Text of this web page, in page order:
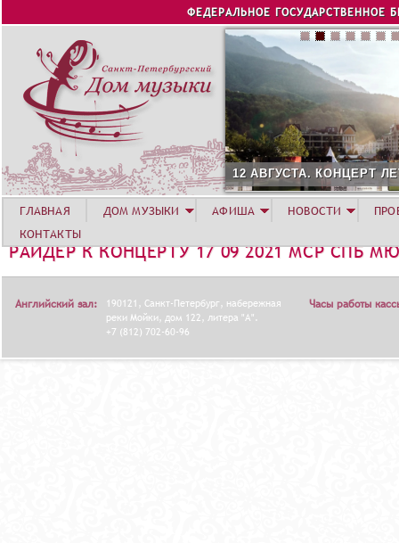
Jump to navigation
ФЕДЕРАЛЬНОЕ ГОСУДАРСТВЕННОЕ
12 АВГУСТА. КОНЦЕРТ
РАЙДЕР К КОНЦЕРТУ 17 09 2021 МСР СПБ
ГЛАВНАЯ ДОМ МУЗЫКИ АФИША НОВОСТИ
КОНТАКТЫ
Английский зал:
190121, Санкт-Петербург, набережная
реки Мойки, дом 122, литера "А".
+7 (812) 702-60-96
Часы работы